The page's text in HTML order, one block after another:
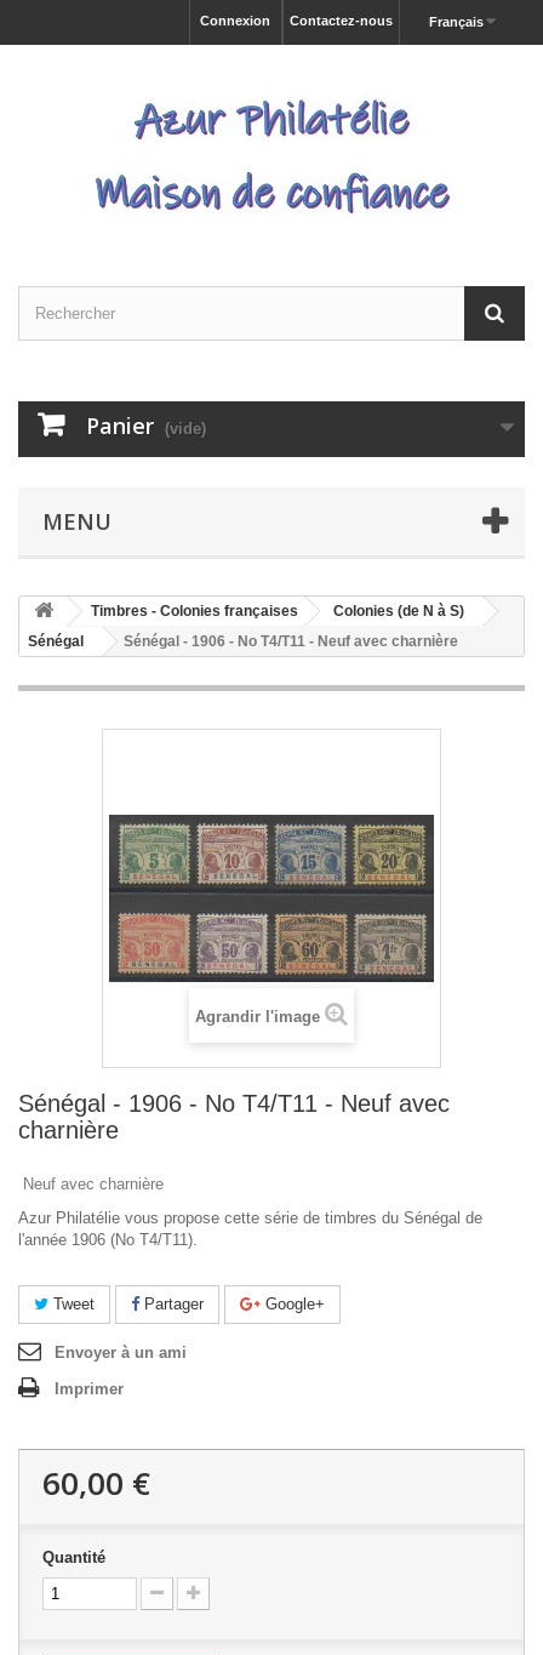
Français
Contactez-nous
Connexion
Panier (vide)
MENU
Timbres - Colonies françaises
Colonies (de N à S)
Sénégal
Sénégal - 1906 - No T4/T11 - Neuf avec charnière
Agrandir l'image
Sénégal - 1906 - No T4/T11 - Neuf avec
charnière
Neuf avec charnière
Azur Philatélie vous propose cette série de timbres du Sénégal de
l'année 1906 (No T4/T11).
Tweet Partager Google+
Envoyer à un ami
Imprimer
60,00 €
Quantité